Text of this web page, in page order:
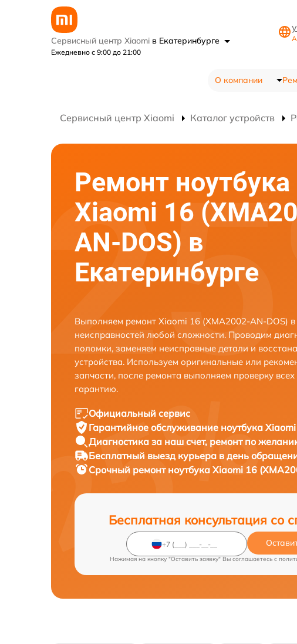
Сервисный центр Xiaomi в Екатеринбурге
Ежедневно с 9:00 до 21:00
О компании
Сервисный центр Xiaomi Каталог устройств
Ремонт ноутбука
Xiaomi 16
AN-DOS) в
Екатеринбурге
Выполняем ремонт Xiaomi 16 (XMA2002-AN-DOS) в
неисправностей любой сложности. Проводим
поломки, заменяем неисправные детали и
устройства. Используем оригинальные или
запчасти, после ремонта выполняем проверку
гарантию.
Официальный сервис
Гарантийное обслуживание ноутбука
Диагностика за наш счет, ремонт по
Бесплатный выезд курьера в день
Срочный ремонт ноутбука Xiaomi 16
Бесплатная консультация со
Нажимая на кнопку "Оставить заявку" Вы соглашаетесь c